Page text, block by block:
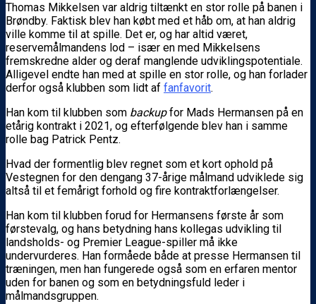
Thomas Mikkelsen var aldrig tiltænkt en stor rolle på banen i
Brøndby. Faktisk blev han købt med et håb om, at han aldrig
ville komme til at spille. Det er, og har altid været,
reservemålmandens lod – især en med Mikkelsens
fremskredne alder og deraf manglende udviklingspotentiale.
Alligevel endte han med at spille en stor rolle, og han forlader
derfor også klubben som lidt af fanfavorit.
Han kom til klubben som backupfor Mads Hermansen på en
etårig kontrakt i 2021, og efterfølgende blev han i samme
rolle bag Patrick Pentz.
Hvad der formentlig blev regnet som et kort ophold på
Vestegnen for den dengang 37-årige målmand udviklede sig
altså til et femårigt forhold og fire kontraktforlængelser.
Han kom til klubben forud for Hermansens første år som
førstevalg, og hans betydning hans kollegas udvikling til
landsholds- og Premier League-spiller må ikke
undervurderes. Han formåede både at presse Hermansen til
træningen, men han fungerede også som en erfaren mentor
uden for banen og som en betydningsfuld leder i
målmandsgruppen.